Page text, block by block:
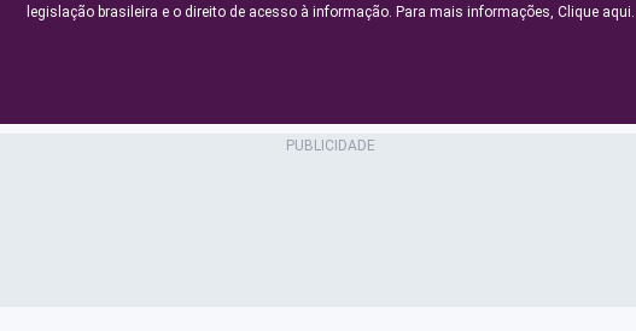
legislação brasileira e o direito de acesso à informação. Para mais informações, Clique aqui.